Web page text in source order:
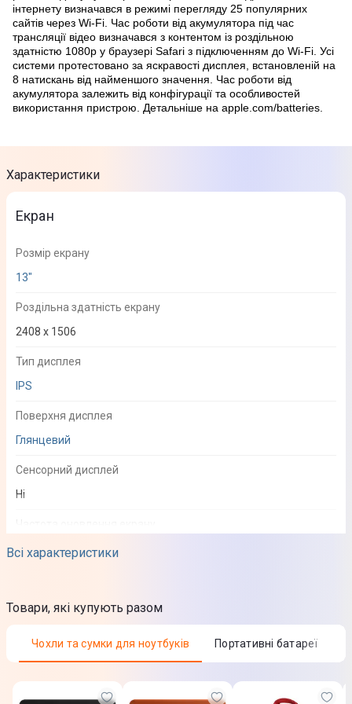
інтернету визначався в режимі перегляду 25 популярних
сайтів через Wi-Fi. Час роботи від акумулятора під час
трансляції відео визначався з контентом із роздільною
здатністю 1080р у браузері Safari з підключенням до Wi-Fi. Усі
системи протестовано за яскравості дисплея, встановленій на
8 натискань від найменшого значення. Час роботи від
акумулятора залежить від конфігурації та особливостей
використання пристрою. Детальніше на apple.com/batteries.
Характеристики
Всі характеристики
Екран
Розмір екрану
13"
Роздільна здатність екрану
2408 х 1506
Тип дисплея
IPS
Поверхня дисплея
Глянцевий
Сенсорний дисплей
Ні
60 Гц
500 кд/м²
Процесор
Тип процесора
Товари, які купують разом
Чохли та сумки для ноутбуків Портативні батареї